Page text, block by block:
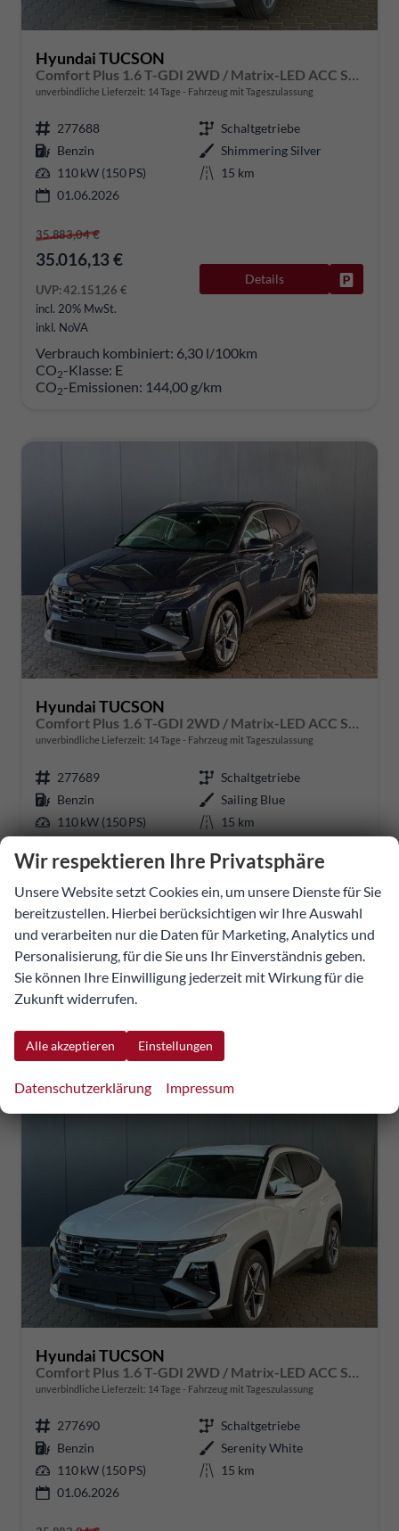
Hyundai TUCSON
unverbindliche Lieferzeit: 14 Tage Fahrzeug mit Tageszulassung
277688
Schaltgetriebe
Benzin
Shimmering Silver
110 kW (150 PS)
15 km
01.06.2026
35.883,04 €
35.016,13 €
UVP:42.151,26 €
incl. 20% MwSt.
inkl. NoVA
Details
Verbrauch kombiniert: 6,30 l/100km
CO2-Klasse: E
CO2-Emissionen: 144,00 g/km
Hyundai TUCSON
Comfort Plus 1.6 T-GDI 2WD / Matrix-LED ACC Shz vo+hi + Lenkradheizung Elek. Heck Alu 18"
unverbindliche Lieferzeit: 14 Tage Fahrzeug mit Tageszulassung
277689
Schaltgetriebe
Benzin
Sailing Blue
110 kW (150 PS)
15 km
35.016,13 €
UVP:42.151,26 €
incl. 20% MwSt.
inkl. NoVA
Details
Verbrauch kombiniert:
CO2 -Emissionen:144,00 g/km
Hyundai TUCSON
Comfort Plus 1.6 T-GDI 2WD / Matrix-LED ACC Shz vo+hi + Lenkradheizung Elek. Heck Alu 18"
unverbindliche Lieferzeit: 14 Tage Fahrzeug mit Tageszulassung
277690
Schaltgetriebe
Benzin
Serenity White
110 kW (150 PS)
15 km
01.06.2026
Wir respektieren Ihre Privatsphäre
Unsere Website setzt Cookies ein, um unsere Dienste für Sie
bereitzustellen. Hierbei berücksichtigen wir Ihre Auswahl
und verarbeiten nur die Daten für Marketing, Analytics und
Personalisierung, für die Sie uns Ihr Einverständnis geben.
Sie können Ihre Einwilligung jederzeit mit Wirkung für die
Zukunft widerrufen.
Alle akzeptieren Einstellungen
Datenschutzerklärung Impressum